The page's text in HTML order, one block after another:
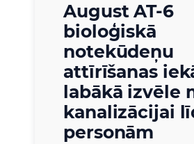
August AT-6
bioloģiskā
notekūdeņu
attīrīšanas
labākā izvēle
kanalizācijai
personām